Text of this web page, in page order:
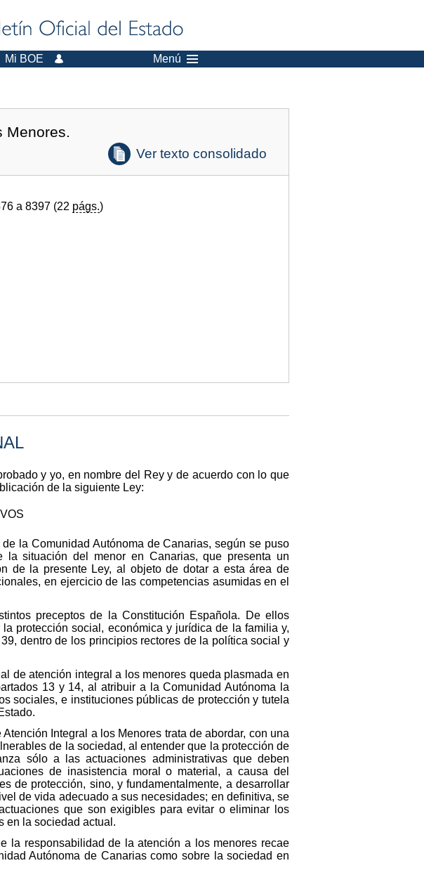
Mi BOE Menú
Menores.
Ver texto consolidado
a 8397 (22 págs.)
y yo, en nombre del Rey y de acuerdo con lo que
de la siguiente Ley:
la Comunidad Autónoma de Canarias, según se puso
situación del menor en Canarias, que presenta un
de la presente Ley, al objeto de dotar a esta área de
en ejercicio de las competencias asumidas en el
preceptos de la Constitución Española. De ellos
protección social, económica y jurídica de la familia y,
dentro de los principios rectores de la política social y
de atención integral a los menores queda plasmada en
13 y 14, al atribuir a la Comunidad Autónoma la
sociales, e instituciones públicas de protección y tutela
Integral a los Menores trata de abordar, con una
de la sociedad, al entender que la protección de
sólo a las actuaciones administrativas que deben
de inasistencia moral o material, a causa del
de protección, sino, y fundamentalmente, a desarrollar
de vida adecuado a sus necesidades; en definitiva, se
que son exigibles para evitar o eliminar los
en la sociedad actual.
la responsabilidad de la atención a los menores recae
Autónoma de Canarias como sobre la sociedad en